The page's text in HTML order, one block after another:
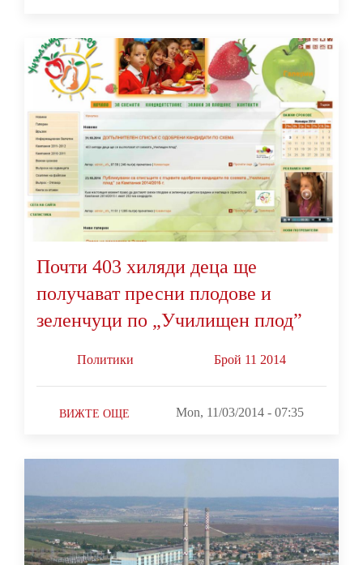
Почти 403 хиляди деца ще
получават пресни плодове и
зеленчуци по „Училищен плод”
Политики Брой 11 2014
ВИЖТЕ ОЩЕ Mon, 11/03/2014 - 07:35